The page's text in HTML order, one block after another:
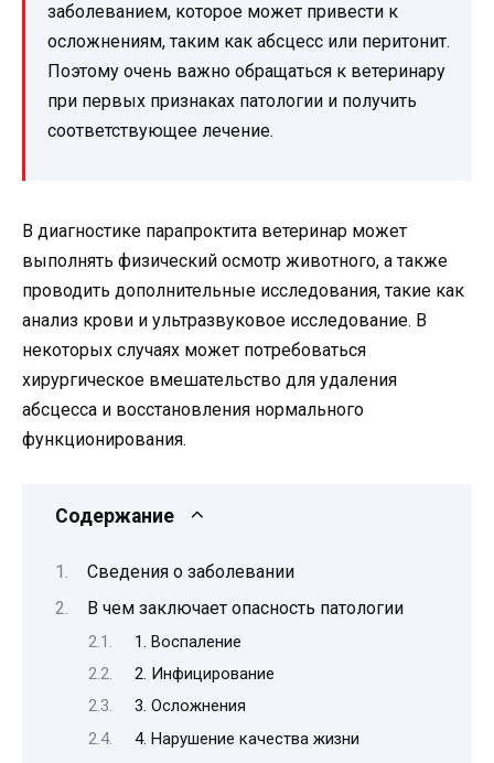
заболеванием, которое может привести к
осложнениям, таким как абсцесс или перитонит.
Поэтому очень важно обращаться к ветеринару
при первых признаках патологии и получить
соответствующее лечение.
В диагностике парапроктита ветеринар может
выполнять физический осмотр животного, а также
проводить дополнительные исследования, такие как
анализ крови и ультразвуковое исследование. В
некоторых случаях может потребоваться
хирургическое вмешательство для удаления
абсцесса и восстановления нормального
функционирования.
Содержание
Сведения о заболевании
В чем заключает опасность патологии
1. Воспаление
2. Инфицирование
3. Осложнения
4. Нарушение качества жизни